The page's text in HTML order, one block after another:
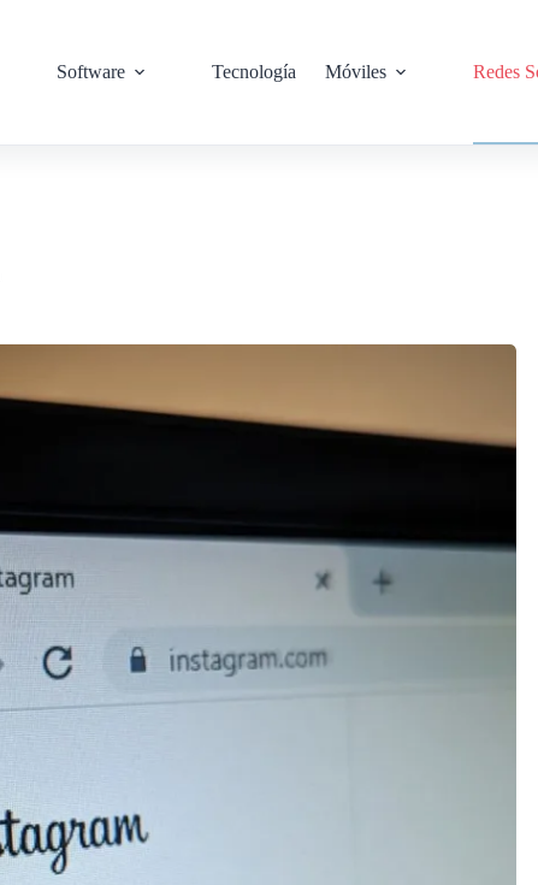
Software
Tecnología Móviles Redes